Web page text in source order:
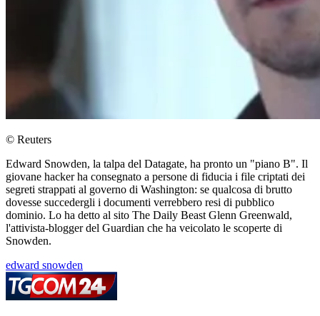
© Reuters
Edward Snowden, la talpa del Datagate, ha pronto un "piano B". Il
giovane hacker ha consegnato a persone di fiducia i file criptati dei
segreti strappati al governo di Washington: se qualcosa di brutto
dovesse succedergli i documenti verrebbero resi di pubblico
dominio. Lo ha detto al sito The Daily Beast Glenn Greenwald,
l'attivista-blogger del Guardian che ha veicolato le scoperte di
Snowden.
edward snowden